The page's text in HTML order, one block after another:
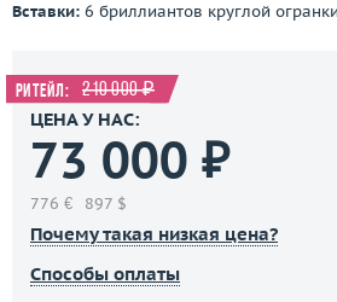
Вставки: 6 бриллиантов круглой
Ритейл: 210 000 ₽
ЦЕНА У НАС:
73 000 ₽
776 € 897 $
Почему такая низкая цена?
Способы оплаты